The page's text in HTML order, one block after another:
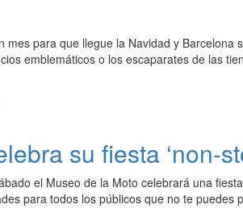
mes para que llegue la Navidad y
emblemáticos o los escaparates de las
su fiesta ‘non-
el Museo de la Moto celebrará una
para todos los públicos que no te puedes